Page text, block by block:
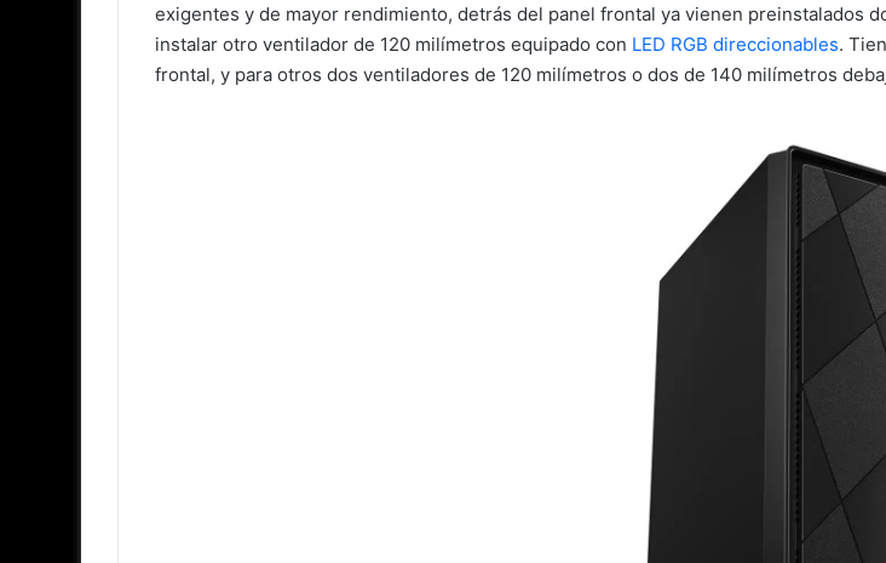
exigentes y de mayor rendimiento, detrás del panel frontal ya vienen preinstalados
instalar otro ventilador de 120 milímetros equipado con LED RGB direccionables.
frontal, y para otros dos ventiladores de 120 milímetros o dos de 140 milímetros